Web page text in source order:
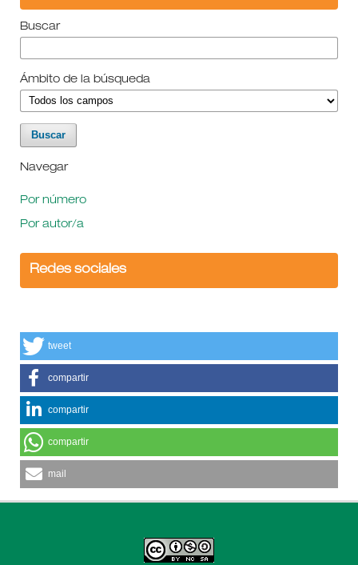
Buscar
Ámbito de la búsqueda
Navegar
Por número
Por autor/a
Redes sociales
tweet
compartir
compartir
compartir
mail